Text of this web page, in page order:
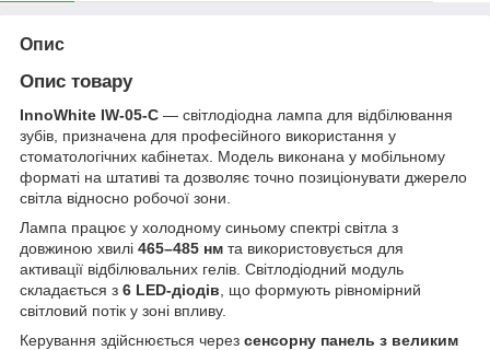
Опис
Опис товару
InnoWhite IW-05-C — світлодіодна лампа для відбілювання
зубів, призначена для професійного використання у
стоматологічних кабінетах. Модель виконана у мобільному
форматі на штативі та дозволяє точно позиціонувати джерело
світла відносно робочої зони.
Лампа працює у холодному синьому спектрі світла з
довжиною хвилі 465–485 нм та використовується для
активації відбілювальних гелів. Світлодіодний модуль
складається з 6 LED-діодів , що формують рівномірний
світловий потік у зоні впливу.
Керування здійснюється через сенсорну панель з великим